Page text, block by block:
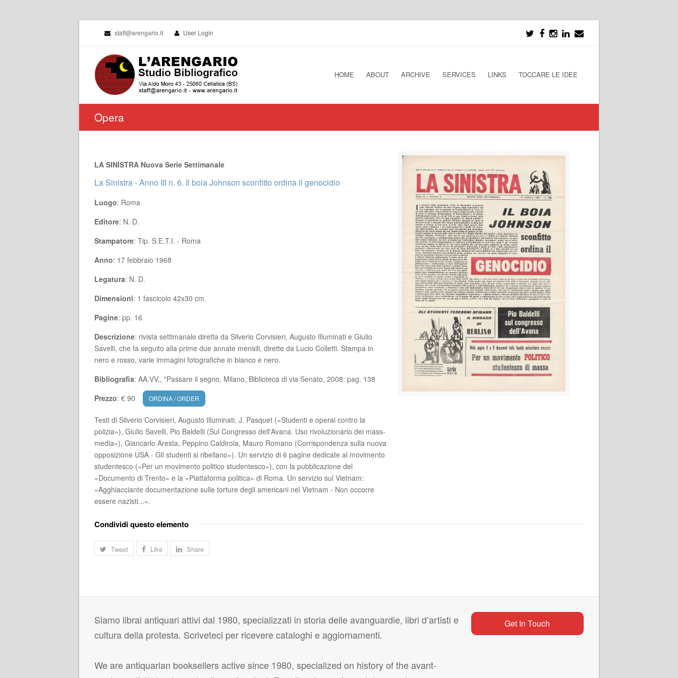
staff@arengario.it User Login
HOME ABOUT ARCHIVE SERVICES LINKS TOCCARE LE IDEE
Opera
LA SINISTRA Nuova Serie Settimanale
La Sinistra - Anno III n. 6. Il boia Johnson sconfitto ordina il genocidio
Luogo: Roma
Editore: N. D.
Stampatore: Tip. S.E.T.I. - Roma
Anno: 17 febbraio 1968
Legatura: N. D.
Dimensioni: 1 fascicolo 42x30 cm.
Pagine: pp. 16
Descrizione: rivista settimanale diretta da Silverio Corvisieri, Augusto Illuminati e Giulio
Savelli, che fa seguito alla prime due annate mensili, dirette da Lucio Colletti. Stampa in
nero e rosso, varie immagini fotografiche in bianco e nero.
Bibliografia: AA.VV,, "Passare il segno, Milano, Biblioteca di via Senato, 2008: pag. 138
Prezzo: € 90 ORDINA / ORDER
Testi di Silverio Corvisieri, Augusto Illuminati, J. Pasquet («Studenti e operai contro la
polizia»), Giulio Savelli, Pio Baldelli (Sul Congresso dell'Avana. Uso rivoluzionario dei mass-
media»), Giancarlo Aresta, Peppino Caldirola, Mauro Romano (Corrispondenza sulla nuova
opposizione USA - Gli studenti si ribellano»). Un servizio di 6 pagine dedicate al movimento
studentesco («Per un movimento politico studentesco»), con la pubblicazione del
«Documento di Trento» e la «Piattaforma politica» di Roma. Un servizio sul Vietnam:
«Agghiacciante documentazione sulle torture degli americani nel Vietnam - Non occorre
essere nazisti...».
Condividi questo elemento
Tweet Like Share
Siamo librai antiquari attivi dal 1980, specializzati in storia delle avanguardie, libri d’artisti e
cultura della protesta. Scriveteci per ricevere cataloghi e aggiornamenti.
We are antiquarian booksellers active since 1980, specialized on history of the avant-
Get In Touch